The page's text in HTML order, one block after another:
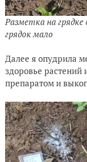
Разметка на грядке
грядок мало
Далее я опудрила
здоровье
препаратом и